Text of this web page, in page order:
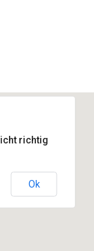
richtig
Ok